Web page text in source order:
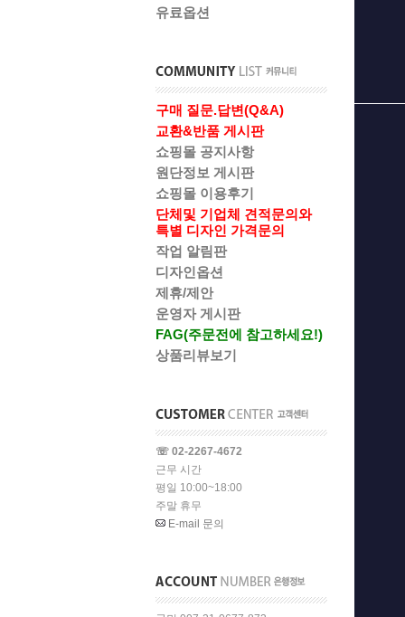
유료옵션
구매 질문.답변(Q&A)
교환&반품 게시판
쇼핑몰 공지사항
원단정보 게시판
쇼핑몰 이용후기
단체및 기업체 견적문의와
특별 디자인 가격문의
작업 알림판
디자인옵션
제휴/제안
운영자 게시판
FAG(주문전에 참고하세요!)
상품리뷰보기
☏ 02-2267-4672
근무 시간
평일 10:00~18:00
주말 휴무
E-mail 문의